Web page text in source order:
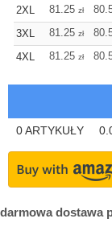
2XL
81.25 zł
3XL
81.25 zł
4XL
81.25 zł
0ARTYKUŁY
darmowa dostawa